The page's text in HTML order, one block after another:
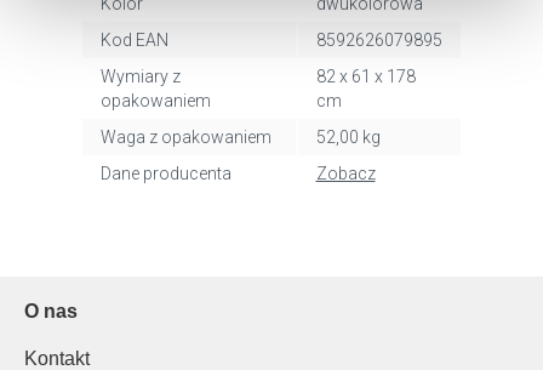
cookie, kliknij „Ustawienia plików cookie”.Jeśli chcesz
uzyskać więcej informacji na temat plików cookie i tego,
plikach cookie”.
Kod EAN
8592626079895
Wymiary z
opakowaniem
82 x 61 x 178
cm
Waga z opakowaniem
52,00 kg
Dane producenta
Zobacz
O nas
Kontakt